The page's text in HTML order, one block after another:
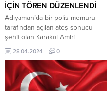
infiale neden olan bir sosyal
medya paylaşımı üzerine...
İÇİN TÖREN DÜZENLENDİ
Adıyaman’da bir polis memuru
tarafından açılan ateş sonucu
şehit olan Karakol Amiri
Başkomiser Kamuran Üçgül ve
Asayiş Şube Ekipler Amiri Gökhan
Özer için Adıyaman’da tören
düzenlendi. Adıyaman Altınşehir
Şehit Ahmet yıldırım polis
28.04.2024 0